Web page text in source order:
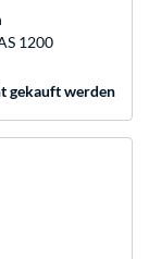
1200
gekauft werden